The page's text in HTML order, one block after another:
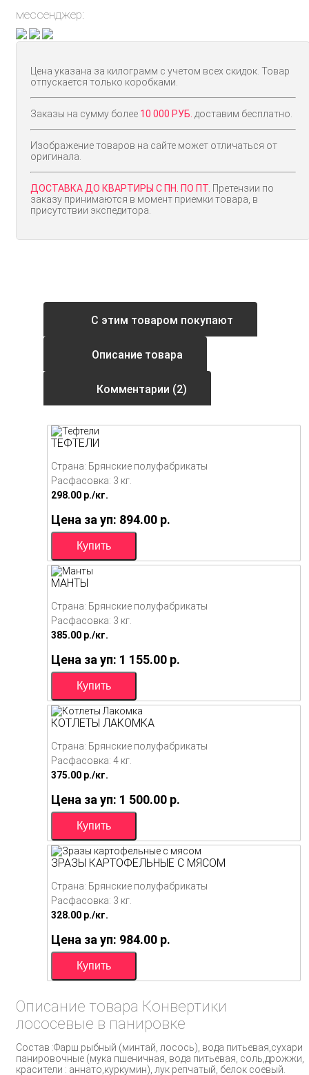
мессенджер:
Цена указана за килограмм с учетом всех скидок. Товар
отпускается только коробками.
Заказы на сумму более 10 000 РУБ. доставим бесплатно.
Изображение товаров на сайте может отличаться от
оригинала.
ДОСТАВКА ДО КВАРТИРЫ С ПН. ПО ПТ. Претензии по
заказу принимаются в момент приемки товара, в
присутствии экспедитора.
С этим товаром покупают
Описание товара
Комментарии (2)
ТЕФТЕЛИ
Страна: Брянские полуфабрикаты
Расфасовка: 3 кг.
298.00 p./кг.
Цена за уп: 894.00 p.
МАНТЫ
Страна: Брянские полуфабрикаты
Расфасовка: 3 кг.
385.00 p./кг.
Цена за уп: 1 155.00 p.
КОТЛЕТЫ ЛАКОМКА
Страна: Брянские полуфабрикаты
Расфасовка: 4 кг.
375.00 p./кг.
Цена за уп: 1 500.00 p.
ЗРАЗЫ КАРТОФЕЛЬНЫЕ С МЯСОМ
Страна: Брянские полуфабрикаты
Расфасовка: 3 кг.
328.00 p./кг.
Цена за уп: 984.00 p.
Описание товара Конвертики
лососевые в панировке
Состав :Фарш рыбный (минтай, лосось), вода питьевая,сухари
панировочные (мука пшеничная, вода питьевая, соль,дрожжи,
красители : аннато,куркумин), лук репчатый, белок соевый.